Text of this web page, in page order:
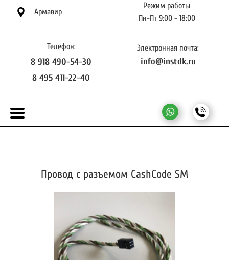
Армавир
Режим работы
Пн-Пт 9:00 - 18:00
Телефон:
8 918 490-54-30
8 495 411-22-40
Электронная почта:
info@instdk.ru
Провод с разъемом CashCode SM